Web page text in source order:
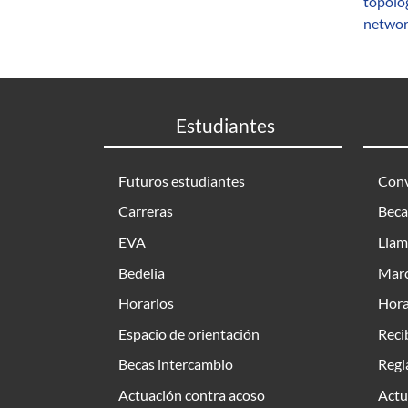
Estudiantes
Futuros estudiantes
Carreras
EVA
Bedelia
Horarios
Espacio de orientación
Becas intercambio
Actuación contra acoso